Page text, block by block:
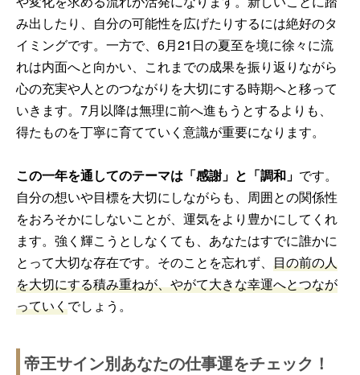
み出したり、自分の可能性を広げたりするには絶好のタ
イミングです。一方で、6月21日の夏至を境に徐々に流
れは内面へと向かい、これまでの成果を振り返りながら
心の充実や人とのつながりを大切にする時期へと移って
いきます。7月以降は無理に前へ進もうとするよりも、
得たものを丁寧に育てていく意識が重要になります。
この一年を通してのテーマは「感謝」と「調和」 です。
自分の想いや目標を大切にしながらも、周囲との関係性
をおろそかにしないことが、運気をより豊かにしてくれ
ます。強く輝こうとしなくても、あなたはすでに誰かに
とって大切な存在です。そのことを忘れず、 目の前の人
を大切にする積み重ねが、やがて大きな幸運へとつなが
っていくでしょう。
帝王サイン別あなたの仕事運をチェック！